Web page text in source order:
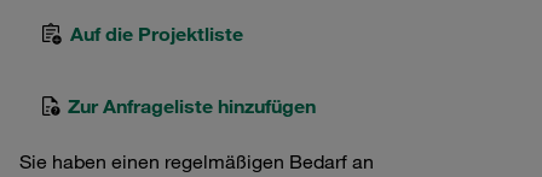
Auf die Projektliste
Zur Anfrageliste hinzufügen
Sie haben einen regelmäßigen Bedarf an